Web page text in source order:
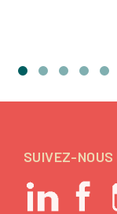
SUIVEZ-NOUS